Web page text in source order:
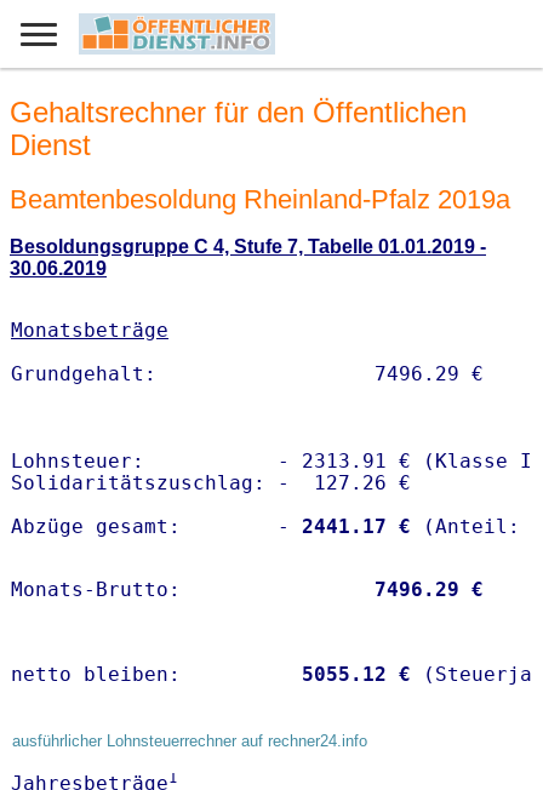
Gehaltsrechner für den Öffentlichen
Dienst
Beamtenbesoldung Rheinland-Pfalz 2019a
Besoldungsgruppe C 4, Stufe 7, Tabelle 01.01.2019 -
30.06.2019
Monatsbeträge
Lohnsteuer:           - 2313.91 € (Klasse I)
Solidaritätszuschlag: -  127.26 €
Abzüge gesamt:        -
2441.17 €
Monats-Brutto: 7496.29 €
netto bleiben: 5055.12 €
ausführlicher Lohnsteuerrechner auf rechner24.info
Jahresbeträge1